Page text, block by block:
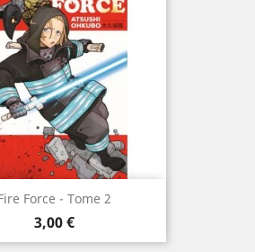
Force - Tome 2
Prix
3,00 €